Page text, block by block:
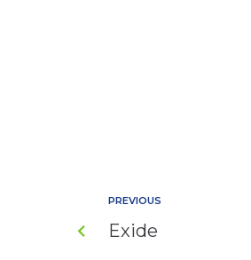
PREVIOUS
Exide